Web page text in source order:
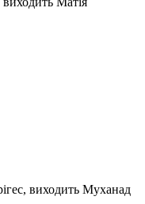
виходить Муханад